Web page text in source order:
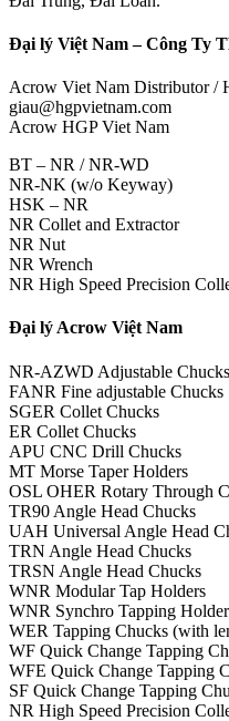
Đại lý Việt Nam – Công Ty
Acrow Viet Nam Distributor /
giau@hgpvietnam.com
Acrow HGP Viet Nam
BT – NR / NR-WD
NR-NK (w/o Keyway)
HSK – NR
NR Collet and Extractor
NR Nut
NR Wrench
NR High Speed Precision
Đại lý Acrow Việt Nam
NR-AZWD Adjustable Chucks
FANR Fine adjustable Chucks
SGER Collet Chucks
ER Collet Chucks
APU CNC Drill Chucks
MT Morse Taper Holders
OSL OHER Rotary Through
TR90 Angle Head Chucks
UAH Universal Angle Head
TRN Angle Head Chucks
TRSN Angle Head Chucks
WNR Modular Tap Holders
WNR Synchro Tapping
WER Tapping Chucks (with
WF Quick Change Tapping
WFE Quick Change Tapping
SF Quick Change Tapping
NR High Speed Precision